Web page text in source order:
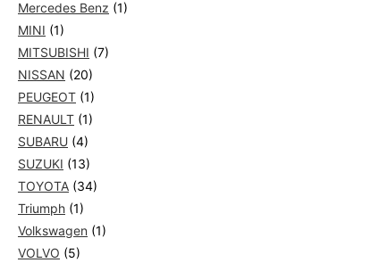
Mercedes Benz (1)
MINI (1)
MITSUBISHI (7)
NISSAN (20)
PEUGEOT (1)
RENAULT (1)
SUBARU (4)
SUZUKI (13)
TOYOTA (34)
Triumph (1)
Volkswagen (1)
VOLVO (5)